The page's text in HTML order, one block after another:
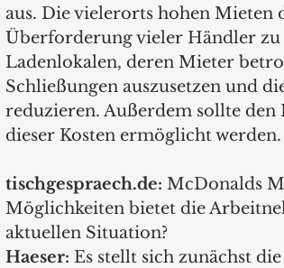
aus. Die vielerorts hohen
Überforderung vieler Händler
Ladenlokalen, deren Mieter
Schließungen auszusetzen und
reduzieren. Außerdem sollte
dieser Kosten ermöglicht werden.
tischgespraech.de: McDonalds
Möglichkeiten bietet die
aktuellen Situation?
Haeser: Es stellt sich zunächst